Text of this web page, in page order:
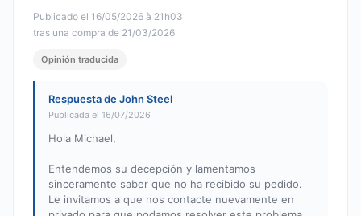
Publicado el 16/05/2026 à 21h03
tras una compra de 21/03/2026
Opinión traducida
Respuesta de John Steel
Publicada el 16/07/2026
Hola Michael,
Entendemos su decepción y lamentamos
sinceramente saber que no ha recibido su pedido.
Le invitamos a que nos contacte nuevamente en